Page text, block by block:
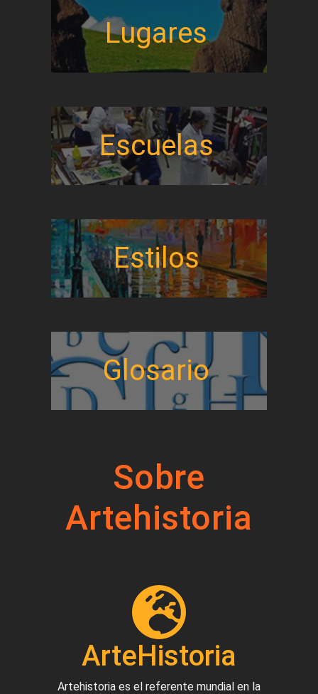
Lugares
Escuelas
Estilos
Glosario
Sobre
Artehistoria
ArteHistoria
Artehistoria es el referente mundial en la